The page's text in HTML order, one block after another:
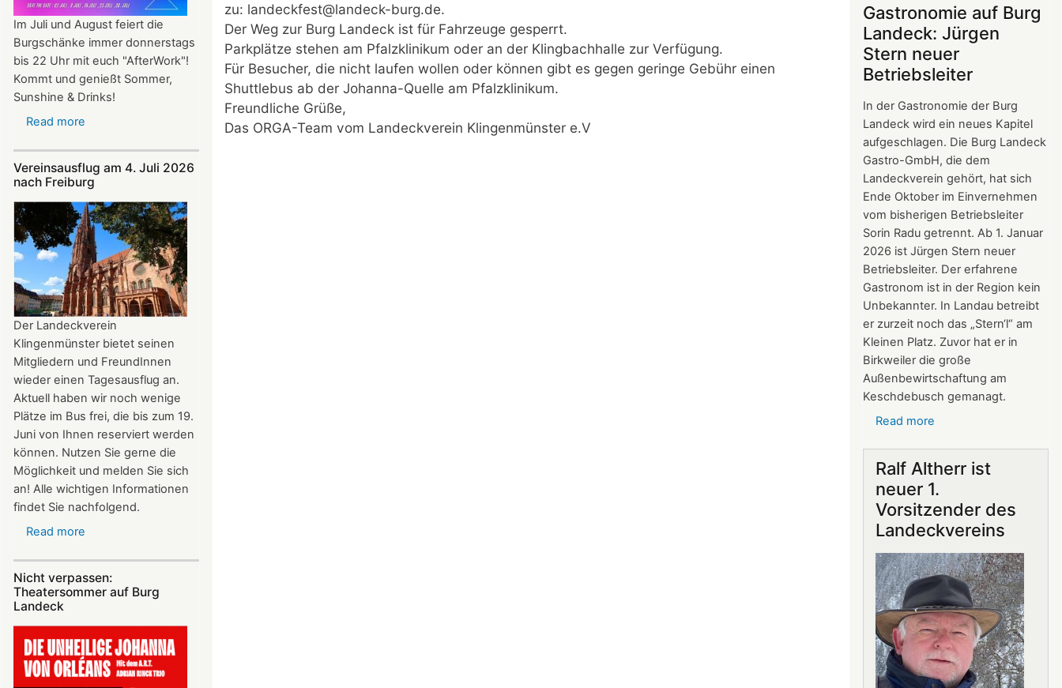
zu: landeckfest@landeck-burg.de.
Der Weg zur Burg Landeck ist für Fahrzeuge gesperrt.
Parkplätze stehen am Pfalzklinikum oder an der Klingbachhalle zur Verfügung.
Für Besucher, die nicht laufen wollen oder können gibt es gegen geringe Gebühr einen
Shuttlebus ab der Johanna-Quelle am Pfalzklinikum.
Freundliche Grüße,
Das ORGA-Team vom Landeckverein Klingenmünster e.V
Im Juli und August feiert die
Burgschänke immer donnerstags
bis 22 Uhr mit euch "AfterWork"!
Kommt und genießt Sommer,
Sunshine & Drinks!
Read more
und
August
auf
der
Burg:
After
Work
donnerstags
bis
22:00
Uhr
Vereinsausflug am 4. Juli 2026
nach Freiburg
Der Landeckverein
Klingenmünster bietet seinen
Mitgliedern und FreundInnen
wieder einen Tagesausflug an.
Aktuell haben wir noch wenige
Plätze im Bus frei, die bis zum 19.
Juni von Ihnen reserviert werden
können. Nutzen Sie gerne die
Möglichkeit und melden Sie sich
an! Alle wichtigen Informationen
findet Sie nachfolgend.
Read more
4.
2026
nach
Freiburg
Nicht verpassen:
Theatersommer auf Burg
Landeck
Mitgliederversammlung
vom
24.
März
Gastronomie auf Burg
Landeck: Jürgen
Stern neuer
Betriebsleiter
In der Gastronomie der Burg
Landeck wird ein neues Kapitel
aufgeschlagen. Die Burg Landeck
Gastro-GmbH, die dem
Landeckverein gehört, hat sich
Ende Oktober im Einvernehmen
vom bisherigen Betriebsleiter
Sorin Radu getrennt. Ab 1. Januar
2026 ist Jürgen Stern neuer
Betriebsleiter. Der erfahrene
Gastronom ist in der Region kein
Unbekannter. In Landau betreibt
er zurzeit noch das „Stern‘l“ am
Kleinen Platz. Zuvor hat er in
Birkweiler die große
Außenbewirtschaftung am
Keschdebusch gemanagt.
Read more
Burg
Landeck:
Jürgen
Stern
Betriebsleiter
Ralf Altherr ist
neuer 1.
Vorsitzender des
Landeckvereins